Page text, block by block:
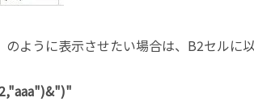
ように表示させたい場合は、B2セルに